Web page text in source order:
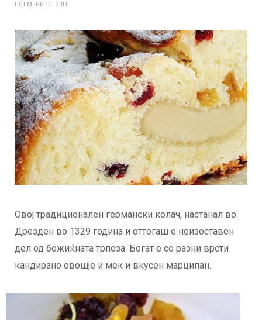
НОЕМВРИ 13, 2011
Овој традиционален германски колач, настанал во
Дрезден во 1329 година и оттогаш е неизоставен
дел од божиќната трпеза. Богат е со разни врсти
кандирано овошје и мек и вкусен марципан.